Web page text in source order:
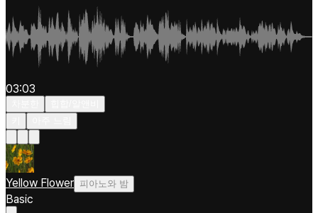
03:03
Yellow Flower 피아노와 밤
Basic